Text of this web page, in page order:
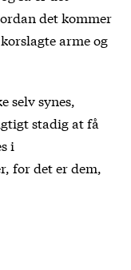
det kommer
arme og
selv synes,
stadig at få
i
for det er dem,